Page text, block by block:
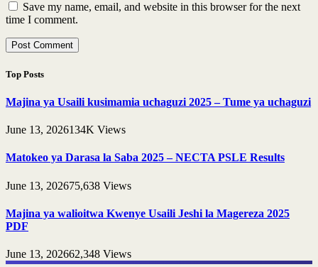
Save my name, email, and website in this browser for the next
time I comment.
Top Posts
Majina ya Usaili kusimamia uchaguzi 2025 – Tume ya uchaguzi
June 13, 2026134K Views
Matokeo ya Darasa la Saba 2025 – NECTA PSLE Results
June 13, 202675,638 Views
Majina ya walioitwa Kwenye Usaili Jeshi la Magereza 2025
PDF
June 13, 202662,348 Views